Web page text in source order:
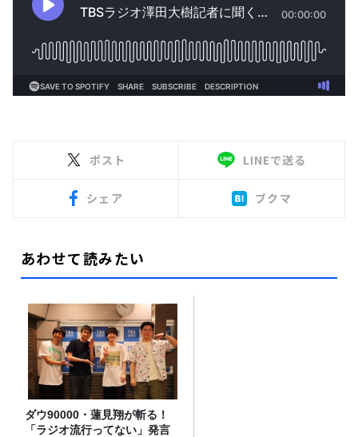
ポスト LINEで送る
シェア ブクマ
あわせて読みたい
ダウ90000・蓮見翔が斬る！
「ラジオ流行ってない」発言